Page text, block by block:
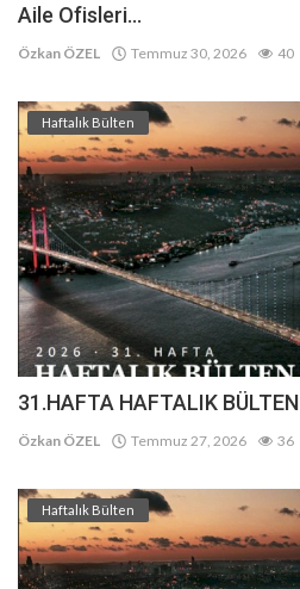
Aile Ofisleri...
Özkan ÖZEL Temmuz 30, 2026 40
Haftalık Bülten
31.HAFTA HAFTALIK BÜLTEN
Özkan ÖZEL Temmuz 27, 2026 36
Haftalık Bülten